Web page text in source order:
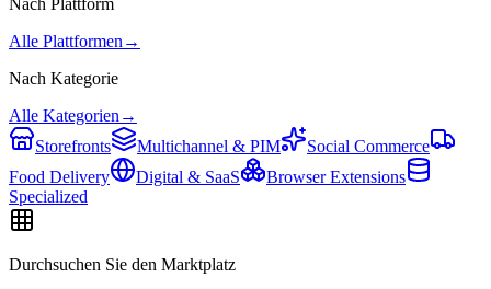
Nach Plattform
Alle Plattformen →
Nach Kategorie
Alle Kategorien →
Storefronts
Multichannel & PIM
Social Commerce
Food Delivery
Digital & SaaS
Browser Extensions
Specialized
Durchsuchen Sie den Marktplatz